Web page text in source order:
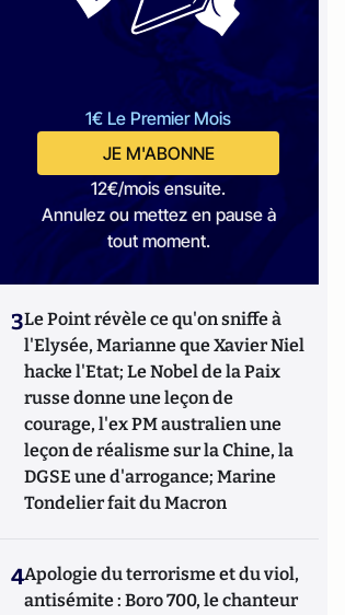
1€ Le Premier Mois
JE M'ABONNE
12€/mois ensuite.
Annulez ou mettez en pause à
tout moment.
3Le Point révèle ce qu'on sniffe à
l'Elysée, Marianne que Xavier Niel
hacke l'Etat; Le Nobel de la Paix
russe donne une leçon de
courage, l'ex PM australien une
leçon de réalisme sur la Chine, la
DGSE une d'arrogance; Marine
Tondelier fait du Macron
4Apologie du terrorisme et du viol,
antisémite : Boro 700, le chanteur